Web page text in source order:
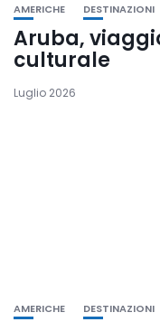
AMERICHE DESTINAZIONI
Aruba,
culturale
Luglio 2026
AMERICHE DESTINAZIONI